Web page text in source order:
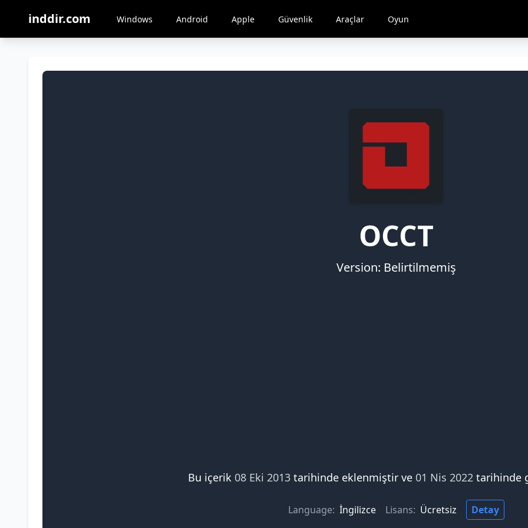
inddir.com Windows Android Apple Güvenlik Araçlar Oyun
OCCT
Version: Belirtilmemiş
Bu içerik 08 Eki 2013 tarihinde eklenmiştir ve 01 Nis 2022 tarihinde
Language: İngilizce Lisans: Ücretsiz Detay